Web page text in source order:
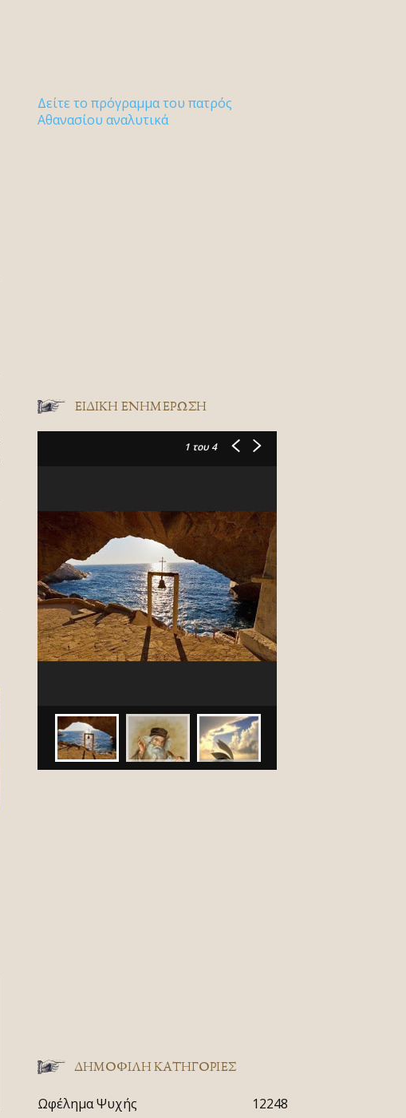
Δείτε το πρόγραμμα του πατρός
Αθανασίου αναλυτικά
ΕΙΔΙΚΉ ΕΝΗΜΈΡΩΣΗ
1 του 4
ΔΗΜΟΦΙΛΗ ΚΑΤΗΓΟΡΙΕΣ
Ωφέλημα Ψυχής
12248